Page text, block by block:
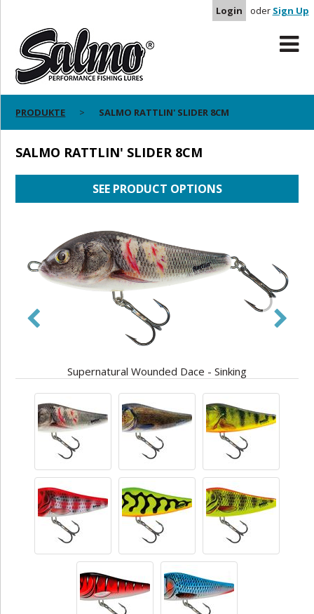
Login oder Sign Up
PRODUKTE SALMO RATTLIN' SLIDER 8CM
SALMO RATTLIN' SLIDER 8CM
SEE PRODUCT OPTIONS
Supernatural Wounded Dace - Sinking